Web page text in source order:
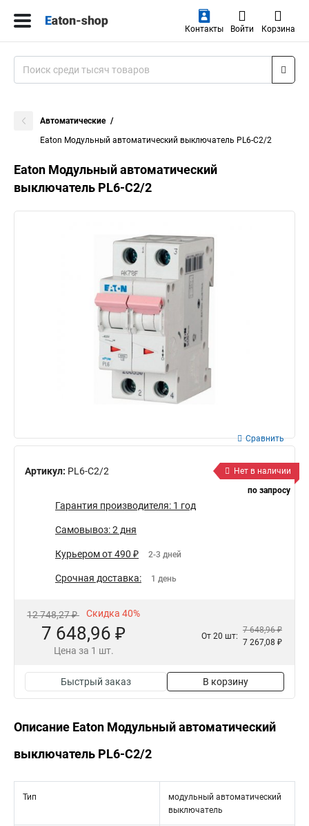
Контакты Войти Корзина
Автоматические
Eaton Модульный автоматический выключатель PL6-C2/2
Eaton Модульный автоматический
выключатель PL6-C2/2
Артикул: PL6-C2/2
Сравнить
Нет в наличии
по запросу
Гарантия производителя: 1 год
Самовывоз: 2 дня
Курьером от 490 ₽ 2-3 дней
Срочная доставка: 1 день
12 748,27 ₽ Скидка 40%
7 648,96 ₽
Цена за 1 шт.
От 20 шт:
7 648,96 ₽
7 267,08 ₽
Быстрый заказ В корзину
Описание Eaton Модульный автоматический
выключатель PL6-C2/2
Тип
модульный автоматический
выключатель